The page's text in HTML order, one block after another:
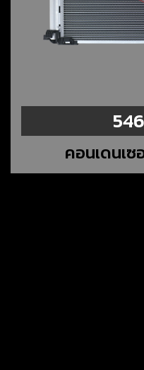
คอนเดนเซ